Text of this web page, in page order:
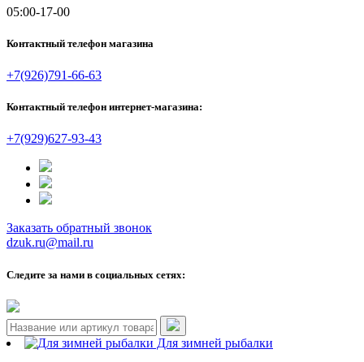
05:00-17-00
Контактный телефон магазина
+7(926)791-66-63
Контактный телефон интернет-магазина:
+7(929)627-93-43
Заказать обратный звонок
dzuk.ru@mail.ru
Следите за нами в социальных сетях:
Для зимней рыбалки